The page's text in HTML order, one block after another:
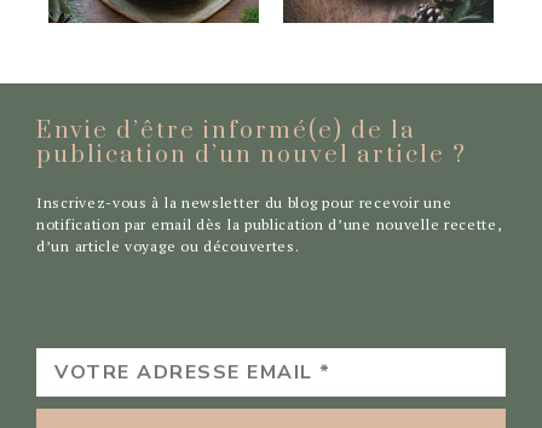
Envie d’être informé(e) de la
publication d’un nouvel article ?
Inscrivez-vous à la newsletter du blog pour recevoir une
notification par email dès la publication d’une nouvelle recette,
d’un article voyage ou découvertes.
VOTRE
ADRESSE
EMAIL
*